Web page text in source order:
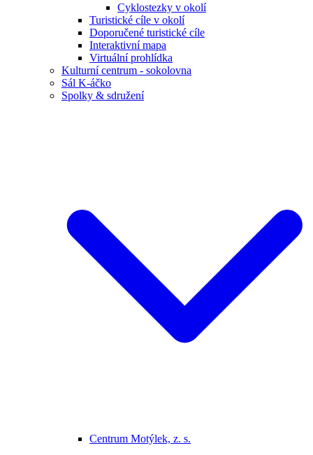
Cyklostezky v okolí
Turistické cíle v okolí
Doporučené turistické cíle
Interaktivní mapa
Virtuální prohlídka
Kulturní centrum - sokolovna
Sál K-áčko
Spolky & sdružení
Centrum Motýlek, z. s.